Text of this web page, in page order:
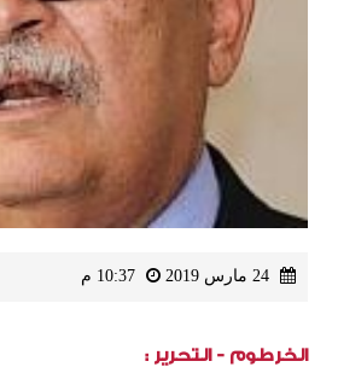
الخرطوم - التحرير :